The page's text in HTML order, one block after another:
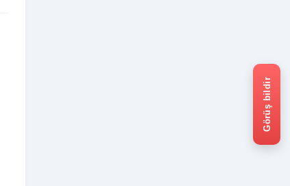
Görüş bildir